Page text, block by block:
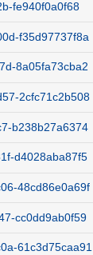
fe940f0a0f68
f35d97737f8a
8a05fa73cba2
2cfc71c2b508
b238b27a6374
d4028aba87f5
48cd86e0a69f
cc0dd9ab0f59
61c3d75caa91